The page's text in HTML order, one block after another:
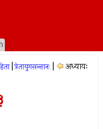
त्रेतायुगसन्तानः
अध्यायः